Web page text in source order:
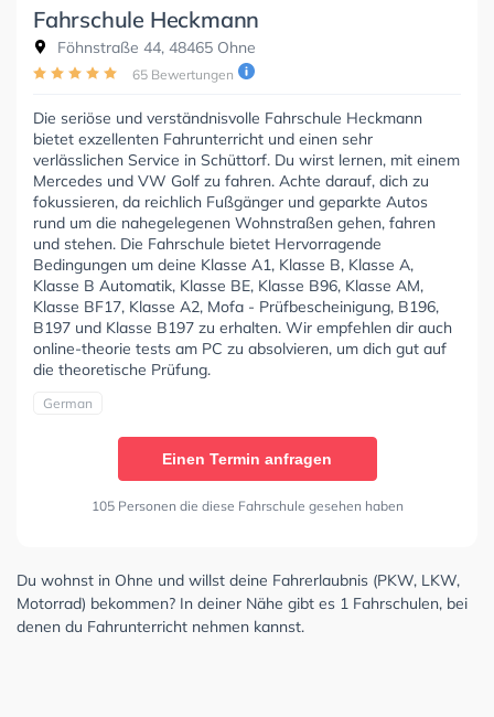
Fahrschule Heckmann
Föhnstraße 44, 48465 Ohne
65 Bewertungen
Die seriöse und verständnisvolle Fahrschule Heckmann
bietet exzellenten Fahrunterricht und einen sehr
verlässlichen Service in Schüttorf. Du wirst lernen, mit einem
Mercedes und VW Golf zu fahren. Achte darauf, dich zu
fokussieren, da reichlich Fußgänger und geparkte Autos
rund um die nahegelegenen Wohnstraßen gehen, fahren
und stehen. Die Fahrschule bietet Hervorragende
Bedingungen um deine Klasse A1, Klasse B, Klasse A,
Klasse B Automatik, Klasse BE, Klasse B96, Klasse AM,
Klasse BF17, Klasse A2, Mofa - Prüfbescheinigung, B196,
B197 und Klasse B197 zu erhalten. Wir empfehlen dir auch
online-theorie tests am PC zu absolvieren, um dich gut auf
die theoretische Prüfung.
German
Einen Termin anfragen
105 Personen die diese Fahrschule gesehen haben
Du wohnst in Ohne und willst deine Fahrerlaubnis (PKW, LKW,
Motorrad) bekommen? In deiner Nähe gibt es 1 Fahrschulen, bei
denen du Fahrunterricht nehmen kannst.